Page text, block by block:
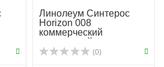
Линолеум Синтерос
Horizon 008
коммерческий
гомогенный
(0)